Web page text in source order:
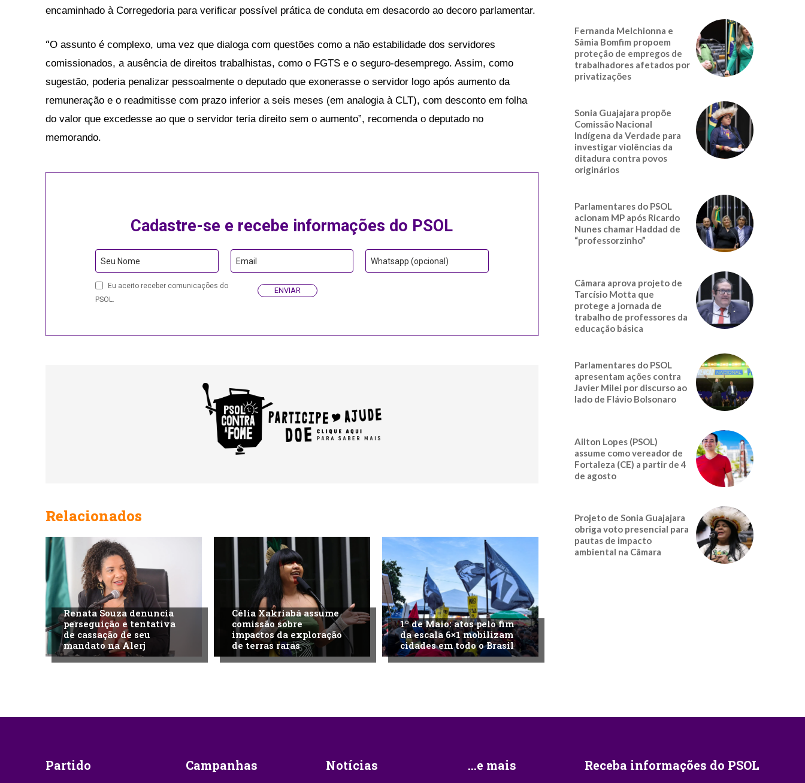
encaminhado à Corregedoria para verificar possível prática de conduta em desacordo ao decoro parlamentar.
“O assunto é complexo, uma vez que dialoga com questões como a não estabilidade dos servidores
comissionados, a ausência de direitos trabalhistas, como o FGTS e o seguro-desemprego. Assim, como
sugestão, poderia penalizar pessoalmente o deputado que exonerasse o servidor logo após aumento da
remuneração e o readmitisse com prazo inferior a seis meses (em analogia à CLT), com desconto em folha
do valor que excedesse ao que o servidor teria direito sem o aumento”, recomenda o deputado no
memorando.
Cadastre-se e recebe informações do PSOL
Company
Name
Seu Nome Email Whatsapp (opcional)
Eu aceito receber comunicações do
PSOL.
ENVIAR
Relacionados
Renata Souza denuncia
perseguição e tentativa
de cassação de seu
mandato na Alerj
Célia Xakriabá assume
comissão sobre
impactos da exploração
de terras raras
1º de Maio: atos pelo fim
da escala 6×1 mobilizam
cidades em todo o Brasil
Fernanda Melchionna e
Sâmia Bomfim propoem
proteção de empregos de
trabalhadores afetados por
privatizações
Sonia Guajajara propõe
Comissão Nacional
Indígena da Verdade para
investigar violências da
ditadura contra povos
originários
Parlamentares do PSOL
acionam MP após Ricardo
Nunes chamar Haddad de
“professorzinho”
Câmara aprova projeto de
Tarcísio Motta que
protege a jornada de
trabalho de professores da
educação básica
Parlamentares do PSOL
apresentam ações contra
Javier Milei por discurso ao
lado de Flávio Bolsonaro
Ailton Lopes (PSOL)
assume como vereador de
Fortaleza (CE) a partir de 4
de agosto
Projeto de Sonia Guajajara
obriga voto presencial para
pautas de impacto
ambiental na Câmara
Partido Campanhas Notícias ...e mais Receba informações do PSOL